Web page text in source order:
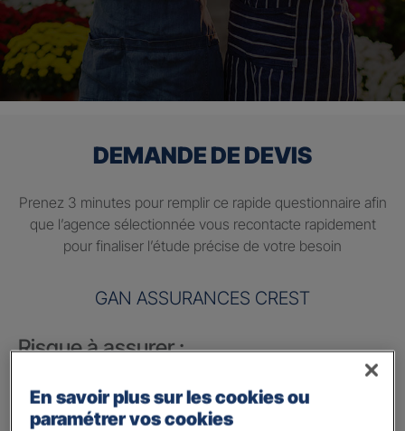
DEMANDE DE DEVIS
Prenez 3 minutes pour remplir ce rapide questionnaire afin
que l’agence sélectionnée vous recontacte rapidement
pour finaliser l’étude précise de votre besoin
GAN ASSURANCES CREST
Risque à assurer :
Nom de société (Raison sociale)
En savoir plus sur les cookies ou
paramétrer vos cookies